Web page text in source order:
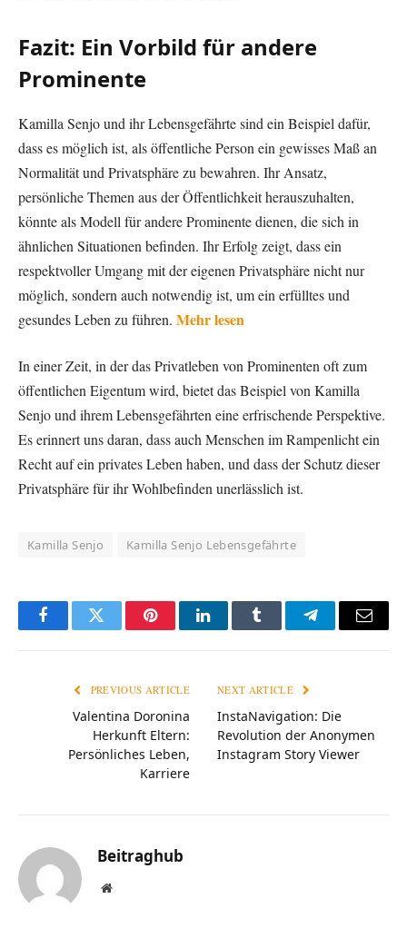
Fazit: Ein Vorbild für andere
Prominente
Kamilla Senjo und ihr Lebensgefährte sind ein Beispiel dafür,
dass es möglich ist, als öffentliche Person ein gewisses Maß an
Normalität und Privatsphäre zu bewahren. Ihr Ansatz,
persönliche Themen aus der Öffentlichkeit herauszuhalten,
könnte als Modell für andere Prominente dienen, die sich in
ähnlichen Situationen befinden. Ihr Erfolg zeigt, dass ein
respektvoller Umgang mit der eigenen Privatsphäre nicht nur
möglich, sondern auch notwendig ist, um ein erfülltes und
gesundes Leben zu führen. Mehr lesen
In einer Zeit, in der das Privatleben von Prominenten oft zum
öffentlichen Eigentum wird, bietet das Beispiel von Kamilla
Senjo und ihrem Lebensgefährten eine erfrischende Perspektive.
Es erinnert uns daran, dass auch Menschen im Rampenlicht ein
Recht auf ein privates Leben haben, und dass der Schutz dieser
Privatsphäre für ihr Wohlbefinden unerlässlich ist.
Kamilla Senjo Kamilla Senjo Lebensgefährte
FacebookTwitter PinterestLinkedInTumblr TelegramEmail
PREVIOUS ARTICLE
Valentina Doronina
Herkunft Eltern:
Persönliches Leben,
Karriere
NEXT ARTICLE
InstaNavigation: Die
Revolution der Anonymen
Instagram Story Viewer
Beitraghub
Website